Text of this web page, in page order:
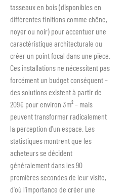
tasseaux en bois (disponibles en
différentes finitions comme chêne,
noyer ou noir) pour accentuer une
caractéristique architecturale ou
créer un point focal dans une pièce.
Ces installations ne nécessitent pas
forcément un budget conséquent –
des solutions existent à partir de
209€ pour environ 3m² – mais
peuvent transformer radicalement
la perception d'un espace. Les
statistiques montrent que les
acheteurs se décident
généralement dans les 90
premières secondes de leur visite,
d'où l'importance de créer une